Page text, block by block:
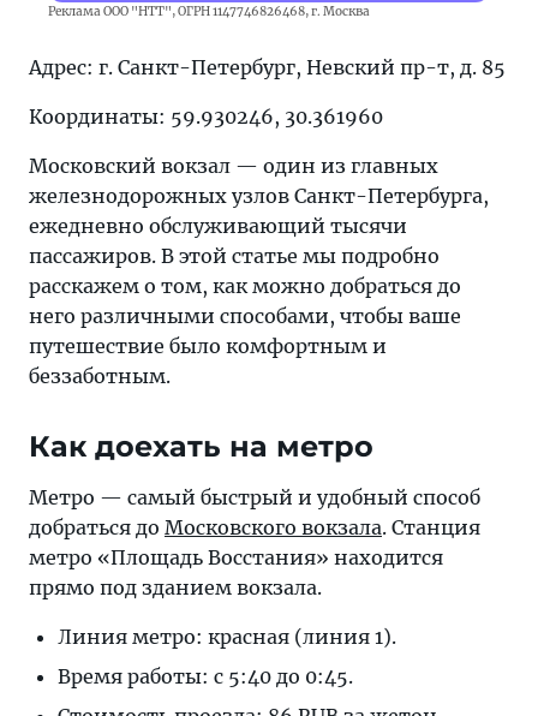
Советы
лайфхаки
путешественников
Реклама ООО "НТТ", ОГРН 1147746826468, г. Москва
Адрес: г. Санкт-Петербург, Невский пр-т, д. 85
Координаты: 59.930246, 30.361960
Московский вокзал — один из главных
железнодорожных узлов Санкт-Петербурга,
ежедневно обслуживающий тысячи
пассажиров. В этой статье мы подробно
расскажем о том, как можно добраться до
него различными способами, чтобы ваше
путешествие было комфортным и
беззаботным.
Как доехать на метро
Метро — самый быстрый и удобный способ
добраться до Московского вокзала. Станция
метро «Площадь Восстания» находится
прямо под зданием вокзала.
Линия метро: красная (линия 1).
Время работы: с 5:40 до 0:45.